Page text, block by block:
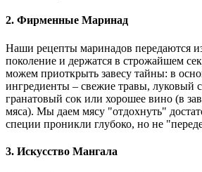
2. Фирменные Маринад
Наши рецепты маринадов передаются
поколение и держатся в строжайшем
можем приоткрыть завесу тайны: в
ингредиенты – свежие травы, луковый
гранатовый сок или хорошее вино (в
мяса). Мы даем мясу "отдохнуть"
специи проникли глубоко, но не
3. Искусство Мангала